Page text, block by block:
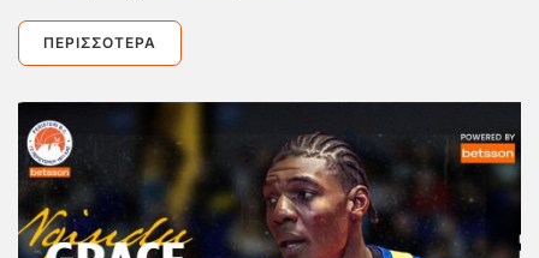
ΠΕΡΙΣΣΌΤΕΡΑ